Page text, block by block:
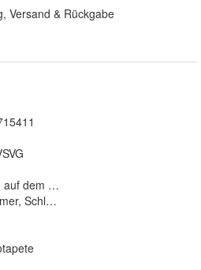
Versand & Rückgabe
dem Strand
Schlafzimmer, Arbeitszimmer,